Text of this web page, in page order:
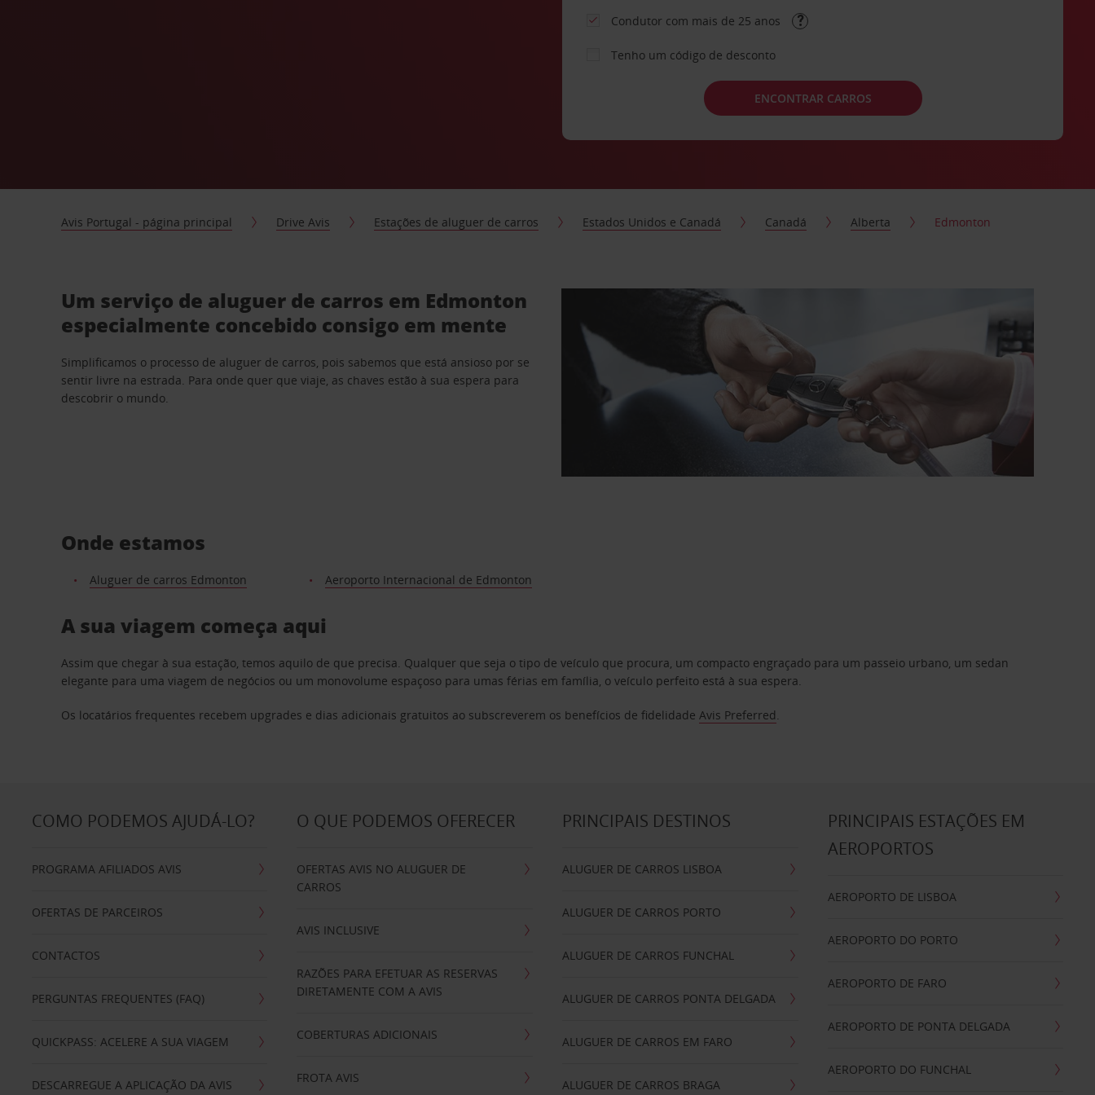
Condutor com mais de 25 anos
Tenho um código de desconto
ENCONTRAR CARROS
Avis Portugal - página principal Drive Avis Estações de aluguer de carros Estados Unidos e Canadá Canadá Alberta Edmonton
Um serviço de aluguer de carros em Edmonton
especialmente concebido consigo em mente
Simplificamos o processo de aluguer de carros, pois sabemos que está ansioso por se
sentir livre na estrada. Para onde quer que viaje, as chaves estão à sua espera para
descobrir o mundo.
Onde estamos
Aluguer de carros Edmonton Aeroporto Internacional de Edmonton
A sua viagem começa aqui
Assim que chegar à sua estação, temos aquilo de que precisa. Qualquer que seja o tipo de veículo que procura, um compacto engraçado para um passeio urbano, um sedan
elegante para uma viagem de negócios ou um monovolume espaçoso para umas férias em família, o veículo perfeito está à sua espera.
Os locatários frequentes recebem upgrades e dias adicionais gratuitos ao subscreverem os benefícios de fidelidadeAvis Preferred.
COMO PODEMOS AJUDÁ-LO?
PROGRAMA AFILIADOS AVIS
OFERTAS DE PARCEIROS
CONTACTOS
PERGUNTAS FREQUENTES (FAQ)
QUICKPASS: ACELERE A SUA VIAGEM
DESCARREGUE A APLICAÇÃO DA AVIS
O QUE PODEMOS OFERECER
OFERTAS AVIS NO ALUGUER DE
CARROS
AVIS INCLUSIVE
RAZÕES PARA EFETUAR AS RESERVAS
DIRETAMENTE COM A AVIS
COBERTURAS ADICIONAIS
FROTA AVIS
PRINCIPAIS DESTINOS
ALUGUER DE CARROS LISBOA
ALUGUER DE CARROS PORTO
ALUGUER DE CARROS FUNCHAL
ALUGUER DE CARROS PONTA DELGADA
ALUGUER DE CARROS EM FARO
ALUGUER DE CARROS BRAGA
PRINCIPAIS ESTAÇÕES EM
AEROPORTOS
AEROPORTO DE LISBOA
AEROPORTO DO PORTO
AEROPORTO DE FARO
AEROPORTO DE PONTA DELGADA
AEROPORTO DO FUNCHAL